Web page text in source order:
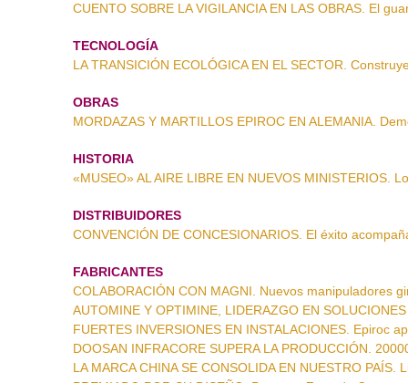
CUENTO SOBRE LA VIGILANCIA EN LAS OBRAS. El
TECNOLOGÍA
LA TRANSICIÓN ECOLÓGICA EN EL SECTOR.
OBRAS
MORDAZAS Y MARTILLOS EPIROC EN ALEMANIA.
HISTORIA
«MUSEO» AL AIRE LIBRE EN NUEVOS MINISTERIOS.
DISTRIBUIDORES
CONVENCIÓN DE CONCESIONARIOS. El éxito
FABRICANTES
COLABORACIÓN CON MAGNI. Nuevos manipuladores
AUTOMINE Y OPTIMINE, LIDERAZGO EN
FUERTES INVERSIONES EN INSTALACIONES. Epiroc
DOOSAN INFRACORE SUPERA LA PRODUCCIÓN.
LA MARCA CHINA SE CONSOLIDA EN NUESTRO